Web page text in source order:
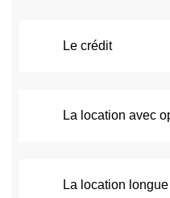
Le crédit
La location avec
La location